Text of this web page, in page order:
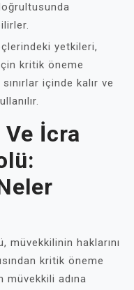
yetkileri,
kritik öneme
içinde kalır ve
İcra
müvekkilinin haklarını
kritik öneme
müvekkili adına